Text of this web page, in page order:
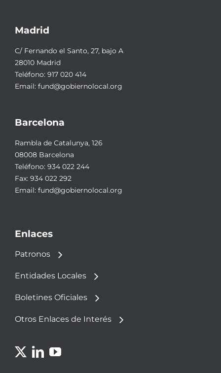
Madrid
C/ Fernando el Santo, 27, bajo A
28010 Madrid
Teléfono: 917 020 414
Email: fund@gobiernolocal.org
Barcelona
Rambla de Catalunya, 126
08008 Barcelona
Teléfono: 934 022 244
Fax: 934 022 292
Email: fund@gobiernolocal.org
Enlaces
Patronos
Entidades Locales
Boletines Oficiales
Otros Enlaces de Interés